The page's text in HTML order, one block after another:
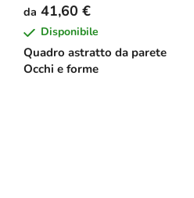
Quadro astratto da parete
Occhi e forme
da 41,60 €
Disponibile